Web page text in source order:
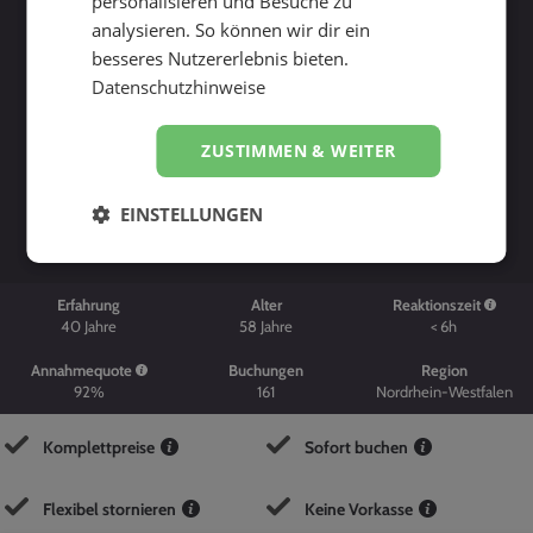
Suche starten
Erfahrung
40 Jahre
Alter
58 Jahre
Reaktionszeit
< 6h
Annahmequote
92%
Buchungen
161
Region
Nordrhein-Westfalen
Komplettpreise Sofort buchen
Flexibel stornieren Keine Vorkasse
analysieren. So können wir dir ein
besseres Nutzererlebnis bieten.
Datenschutzhinweise
ZUSTIMMEN & WEITER
EINSTELLUNGEN